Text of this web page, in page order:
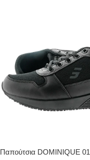
Παπούτσια DOMINIQUE 01